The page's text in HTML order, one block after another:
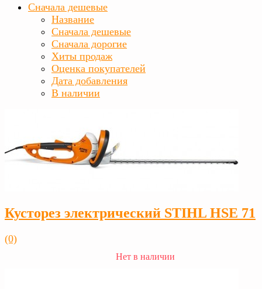
Сначала дешевые
Название
Сначала дешевые
Сначала дорогие
Хиты продаж
Оценка покупателей
Дата добавления
В наличии
Кусторез электрический STIHL HSE 71
(0)
Нет в наличии